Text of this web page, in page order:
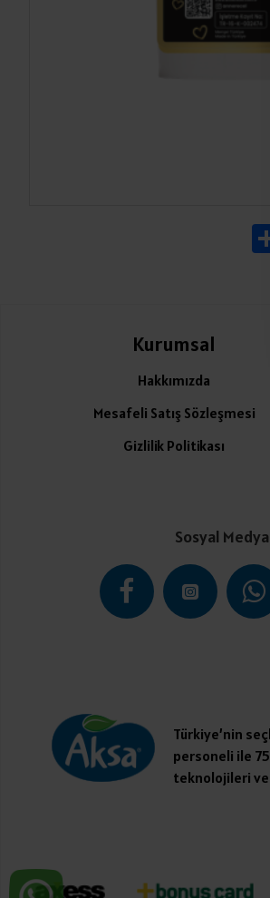
Kurumsal
Hakkımızda
Mesafeli Satış Sözleşmesi
Gizlilik Politikası
Sosyal Medya
Türkiye’nin
personeli ile
teknolojileri